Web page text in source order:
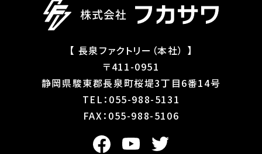
【 長泉ファクトリー（本社） 】
〒411-0951
静岡県駿東郡長泉町桜堤3丁目6番14号
TEL：055-988-5131
FAX：055-988-5106